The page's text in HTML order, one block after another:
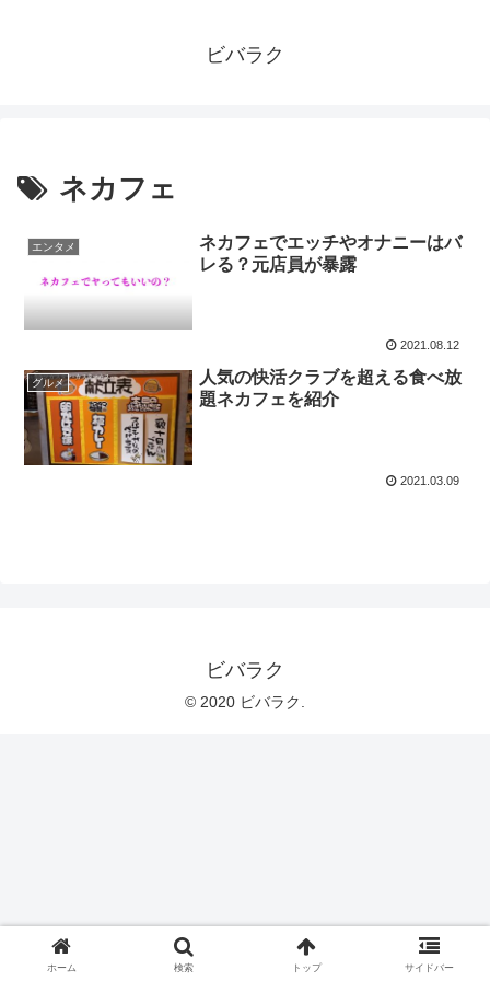
ビバラク
ネカフェ
エンタメ
ネカフェでエッチやオナニーはバ
レる？元店員が暴露
2021.08.12
グルメ
人気の快活クラブを超える食べ放
題ネカフェを紹介
2021.03.09
ビバラク
© 2020 ビバラク.
ホーム 検索 トップ サイドバー